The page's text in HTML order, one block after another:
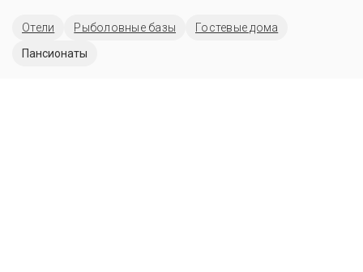
Отели Рыболовные базы
Гостевые дома
Пансионаты